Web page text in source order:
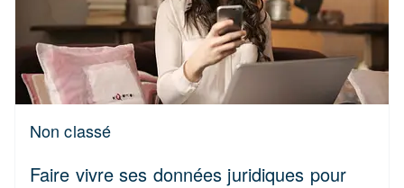
Non classé
Faire vivre ses données juridiques pour